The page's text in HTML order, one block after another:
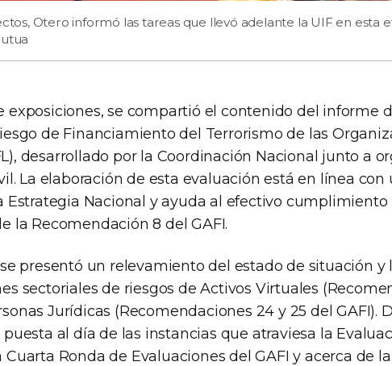
Otero informó las tareas que llevó adelante la UIF en esta
exposiciones, se compartió el contenido del informe
de Financiamiento del Terrorismo de las
desarrollado por la Coordinación Nacional junto a
La elaboración de esta evaluación está en línea con
Estrategia Nacional y ayuda al efectivo cumplimiento
la Recomendación 8 del GAFI.
presentó un relevamiento del estado de situación y
sectoriales de riesgos de Activos Virtuales
Jurídicas (Recomendaciones 24 y 25 del GAFI).
al día de las instancias que atraviesa la
Ronda de Evaluaciones del GAFI y acerca de